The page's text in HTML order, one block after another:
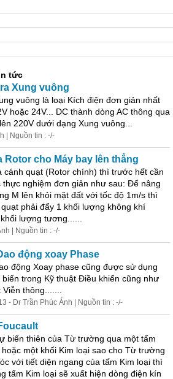
tức
Xung vuông
vuông là loại Kích điện đơn giản nhất
hoặc 24V... DC thành dòng AC thông qua
220V dưới dạng Xung vuông...
| Nguồn tin : -/-
cho Máy bay lên thẳng
quạt (Rotor chính) thì trước hết cần
thực nghiệm đơn giản như sau: Để nâng
M lên khỏi mặt đất với tốc độ 1m/s thì
phải đẩy 1 khối lượng không khí
lượng tương......
| Nguồn tin : -/-
động xoay Phase
động Xoay phase cũng được sử dụng
biến trong Kỹ thuật Điều khiển cũng như
Viễn thông
- Dr Trần Phúc Ánh | Nguồn tin : -/-
biến thiên của Từ trường qua một tấm
hoặc một khối Kim loại sao cho Từ trường
với tiết diện ngang của tấm Kim loại thì
tấm Kim loại sẽ xuất hiện dòng điện kín